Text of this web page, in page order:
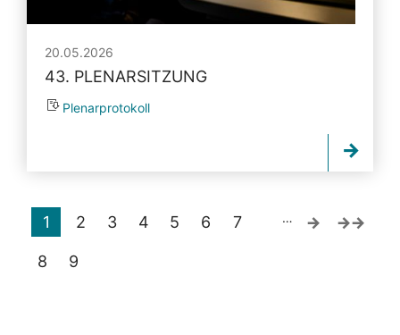
20.05.2026
43. PLENARSITZUNG
Plenarprotokoll
1 2 3 4 5 6 7
8 9
…